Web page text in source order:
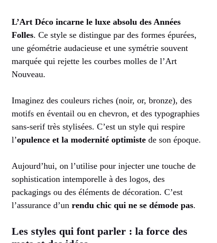
L’Art Déco incarne le luxe absolu des Années
Folles. Ce style se distingue par des formes épurées,
une géométrie audacieuse et une symétrie souvent
marquée qui rejette les courbes molles de l’Art
Nouveau.
Imaginez des couleurs riches (noir, or, bronze), des
motifs en éventail ou en chevron, et des typographies
sans-serif très stylisées. C’est un style qui respire
l’opulence et la modernité optimiste de son époque.
Aujourd’hui, on l’utilise pour injecter une touche de
sophistication intemporelle à des logos, des
packagings ou des éléments de décoration. C’est
l’assurance d’un rendu chic qui ne se démode pas.
Les styles qui font parler : la force des